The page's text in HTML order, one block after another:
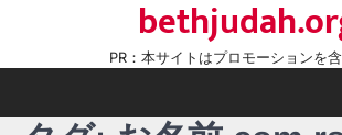
content
PR：本サイトはプロモーションを